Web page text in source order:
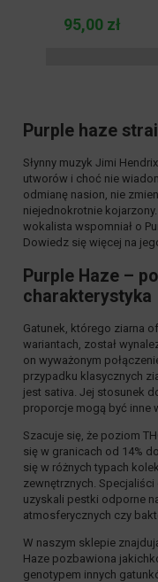
95,00 zł
Purple haze
Słynny muzyk Jimi
utworów i choć nie
odmianę nasion, nie
niejednokrotnie
wokalista wspomniał o
Dowiedz się więcej na
Purple Haze –
charakterystyka
Gatunek, którego ziarna
wariantach, został
on wyważonym
przypadku klasycznych
jest sativa. Jej stosunek
proporcje mogą być inne
Szacuje się, że poziom
się w granicach od 14%
się w różnych typach
zewnętrznych.
uzyskali pestki odporne
atmosferycznych czy
W naszym sklepie
Haze pozbawiona
genotypem innych